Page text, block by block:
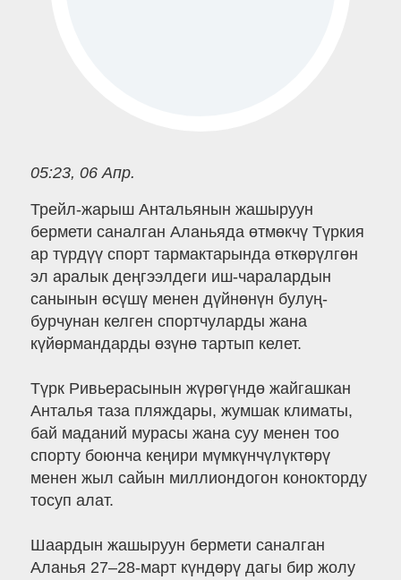
05:23, 06 Апр.
Трейл-жарыш Антальянын жашыруун
бермети саналган Аланьяда өтмөкчү Түркия
ар түрдүү спорт тармактарында өткөрүлгөн
эл аралык деңгээлдеги иш-чаралардын
санынын өсүшү менен дүйнөнүн булуң-
бурчунан келген спортчуларды жана
күйөрмандарды өзүнө тартып келет.
Түрк Ривьерасынын жүрөгүндө жайгашкан
Анталья таза пляждары, жумшак климаты,
бай маданий мурасы жана суу менен тоо
спорту боюнча кеңири мүмкүнчүлүктөрү
менен жыл сайын миллиондогон конокторду
тосуп алат.
Шаардын жашыруун бермети саналган
Аланья 27–28-март күндөрү дагы бир жолу